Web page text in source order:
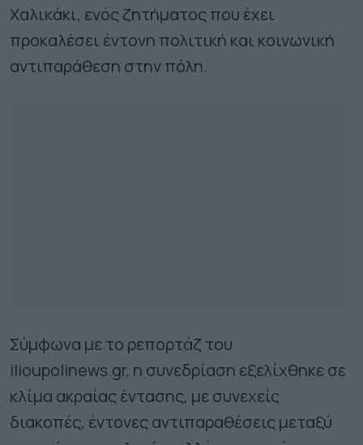
Χαλικάκι, ενός ζητήματος που έχει
προκαλέσει έντονη πολιτική και κοινωνική
αντιπαράθεση στην πόλη.
Σύμφωνα με το ρεπορτάζ του
ilioupolinews.gr, η συνεδρίαση εξελίχθηκε σε
κλίμα ακραίας έντασης, με συνεχείς
διακοπές, έντονες αντιπαραθέσεις μεταξύ